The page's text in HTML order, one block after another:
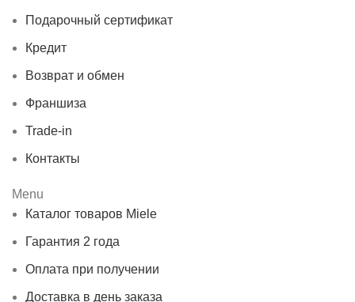
Подарочный сертификат
Кредит
Возврат и обмен
Франшиза
Trade-in
Контакты
Menu
Каталог товаров Miele
Гарантия 2 года
Оплата при получении
Доставка в день заказа